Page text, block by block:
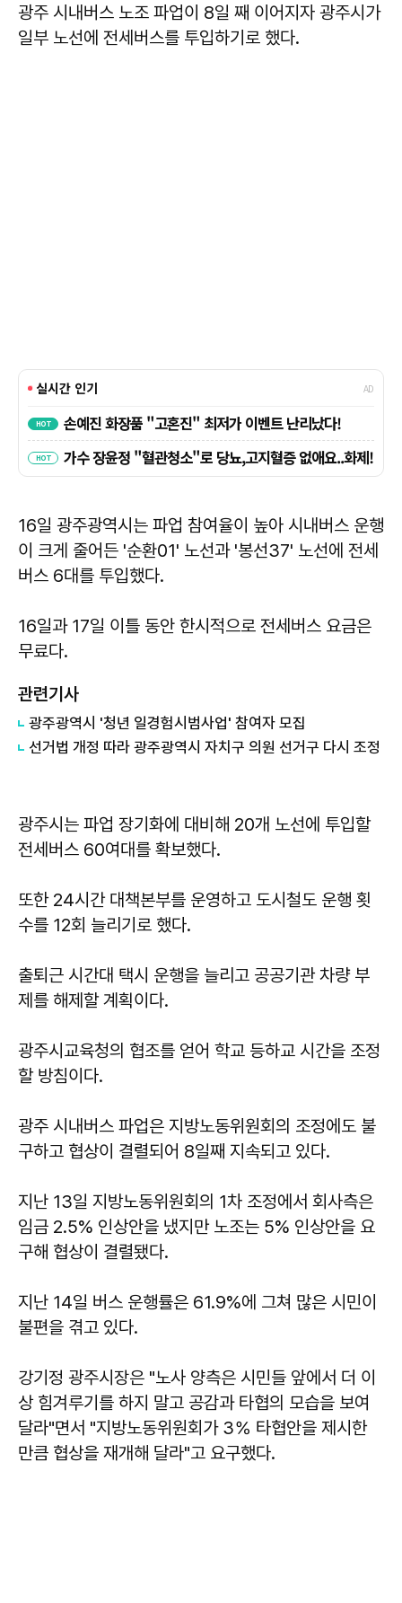
광주 시내버스 노조 파업이 8일 째 이어지자 광주시가
일부 노선에 전세버스를 투입하기로 했다.
16일 광주광역시는 파업 참여율이 높아 시내버스 운행
이 크게 줄어든 '순환01' 노선과 '봉선37' 노선에 전세
버스 6대를 투입했다.
16일과 17일 이틀 동안 한시적으로 전세버스 요금은
무료다.
관련기사
광주광역시 '청년 일경험시범사업' 참여자 모집
선거법 개정 따라 광주광역시 자치구 의원 선거구 다시 조정
광주시는 파업 장기화에 대비해 20개 노선에 투입할
전세버스 60여대를 확보했다.
또한 24시간 대책본부를 운영하고 도시철도 운행 횟
수를 12회 늘리기로 했다.
출퇴근 시간대 택시 운행을 늘리고 공공기관 차량 부
제를 해제할 계획이다.
광주시교육청의 협조를 얻어 학교 등하교 시간을 조정
할 방침이다.
광주 시내버스 파업은 지방노동위원회의 조정에도 불
구하고 협상이 결렬되어 8일째 지속되고 있다.
지난 13일 지방노동위원회의 1차 조정에서 회사측은
임금 2.5% 인상안을 냈지만 노조는 5% 인상안을 요
구해 협상이 결렬됐다.
지난 14일 버스 운행률은 61.9%에 그쳐 많은 시민이
불편을 겪고 있다.
강기정 광주시장은 "노사 양측은 시민들 앞에서 더 이
상 힘겨루기를 하지 말고 공감과 타협의 모습을 보여
달라"면서 "지방노동위원회가 3％ 타협안을 제시한
만큼 협상을 재개해 달라"고 요구했다.